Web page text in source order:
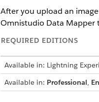
After you upload an
Omnistudio Data Mapper
REQUIRED EDITIONS
Available in: Lightning
Available in: Professional,